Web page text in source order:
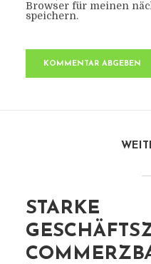
Browser für meinen
speichern.
STARKE